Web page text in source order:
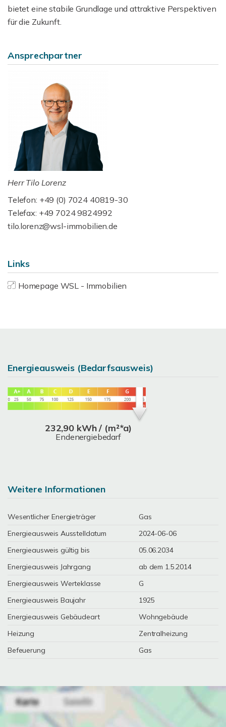
bietet eine stabile Grundlage und attraktive Perspektiven
für die Zukunft.
Ansprechpartner
Herr Tilo Lorenz
Telefon: +49 (0) 7024 40819-30
Telefax: +49 7024 9824992
tilo.lorenz@wsl-immobilien.de
Links
Homepage WSL - Immobilien
Energieausweis (Bedarfsausweis)
232,90 kWh / (m²*a)
Endenergiebedarf
Weitere Informationen
Wesentlicher Energieträger
Gas
Energieausweis Ausstelldatum
2024-06-06
Energieausweis gültig bis
05.06.2034
Energieausweis Jahrgang
ab dem 1.5.2014
Energieausweis Werteklasse
G
Energieausweis Baujahr
1925
Energieausweis Gebäudeart
Wohngebäude
Heizung
Zentralheizung
Befeuerung
Gas